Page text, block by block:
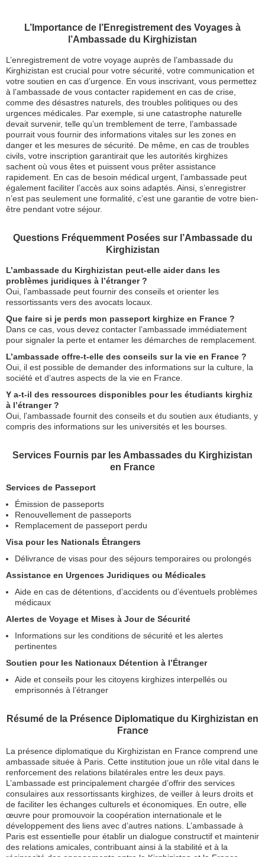
L’Importance de l’Enregistrement des Voyages à
l’Ambassade du Kirghizistan
L’enregistrement de votre voyage auprès de l’ambassade du
Kirghizistan est crucial pour votre sécurité, votre communication et
votre soutien en cas d’urgence. En vous inscrivant, vous permettez
à l’ambassade de vous contacter rapidement en cas de crise,
comme des désastres naturels, des troubles politiques ou des
urgences médicales. Par exemple, si une catastrophe naturelle
devait survenir, telle qu’un tremblement de terre, l’ambassade
pourrait vous fournir des informations vitales sur les zones en
danger et les mesures de sécurité. De même, en cas de troubles
civils, votre inscription garantirait que les autorités kirghizes
sachent où vous êtes et puissent vous prêter assistance
rapidement. En cas de besoin médical urgent, l’ambassade peut
également faciliter l’accès aux soins adaptés. Ainsi, s’enregistrer
n’est pas seulement une formalité, c’est une garantie de votre bien-
être pendant votre séjour.
Questions Fréquemment Posées sur l’Ambassade du
Kirghizistan
L’ambassade du Kirghizistan peut-elle aider dans les
problèmes juridiques à l’étranger ?
Oui, l’ambassade peut fournir des conseils et orienter les
ressortissants vers des avocats locaux.
Que faire si je perds mon passeport kirghize en France ?
Dans ce cas, vous devez contacter l’ambassade immédiatement
pour signaler la perte et entamer les démarches de remplacement.
L’ambassade offre-t-elle des conseils sur la vie en France ?
Oui, il est possible de demander des informations sur la culture, la
société et d’autres aspects de la vie en France.
Y a-t-il des ressources disponibles pour les étudiants kirghiz
à l’étranger ?
Oui, l’ambassade fournit des conseils et du soutien aux étudiants, y
compris des informations sur les universités et les bourses.
Services Fournis par les Ambassades du Kirghizistan
en France
Services de Passeport
Émission de passeports
Renouvellement de passeports
Remplacement de passeport perdu
Visa pour les Nationals Étrangers
Délivrance de visas pour des séjours temporaires ou prolongés
Assistance en Urgences Juridiques ou Médicales
Aide en cas de détentions, d’accidents ou d’éventuels problèmes
médicaux
Alertes de Voyage et Mises à Jour de Sécurité
Informations sur les conditions de sécurité et les alertes
pertinentes
Soutien pour les Nationaux Détention à l’Étranger
Aide et conseils pour les citoyens kirghizes interpellés ou
emprisonnés à l’étranger
Résumé de la Présence Diplomatique du Kirghizistan en
France
La présence diplomatique du Kirghizistan en France comprend une
ambassade située à Paris. Cette institution joue un rôle vital dans le
renforcement des relations bilatérales entre les deux pays.
L’ambassade est principalement chargée d’offrir des services
consulaires aux ressortissants kirghizes, de veiller à leurs droits et
de faciliter les échanges culturels et économiques. En outre, elle
œuvre pour promouvoir la coopération internationale et le
développement des liens avec d’autres nations. L’ambassade à
Paris est essentielle pour établir un dialogue constructif et maintenir
des relations amicales, contribuant ainsi à la stabilité et à la